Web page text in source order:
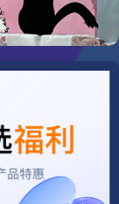
vertical-align